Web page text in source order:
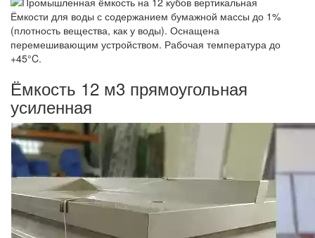
Ёмкости для воды с содержанием бумажной массы до 1%
(плотность вещества, как у воды). Оснащена
перемешивающим устройством. Рабочая температура до
+45°C.
Ёмкость 12 м3 прямоугольная
усиленная